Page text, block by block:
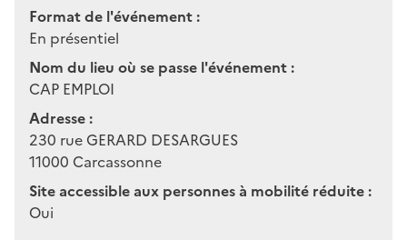
Format de l'événement :
En présentiel
Nom du lieu où se passe l'événement :
CAP EMPLOI
Adresse :
230 rue GERARD DESARGUES
11000 Carcassonne
Site accessible aux personnes à mobilité réduite :
Oui